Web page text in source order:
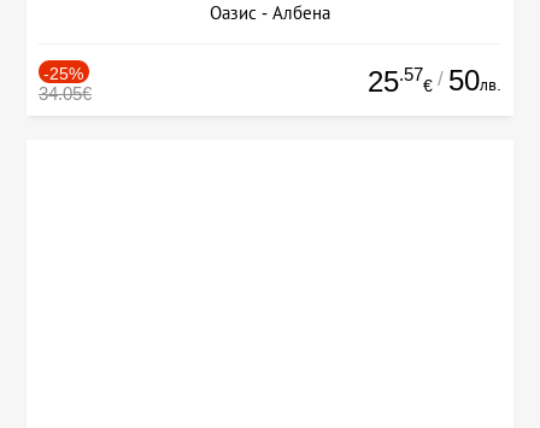
Оазис - Албена
-25%
34.05€ 25.57
€ / 50лв.